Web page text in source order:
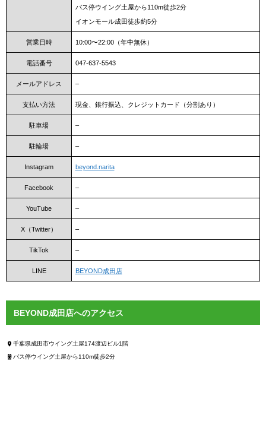
バス停ウイング土屋から110m徒歩2分
イオンモール成田徒歩約5分
営業日時 10:00〜22:00（年中無休）
電話番号 047-637-5543
メールアドレス –
支払い方法 現金、銀行振込、クレジットカード（分割あり）
駐車場 –
駐輪場 –
Instagram beyond.narita
Facebook –
YouTube –
X（Twitter） –
TikTok –
LINE BEYOND成田店
BEYOND成田店へのアクセス
千葉県成田市ウイング土屋174渡辺ビル1階
バス停ウイング土屋から110m徒歩2分